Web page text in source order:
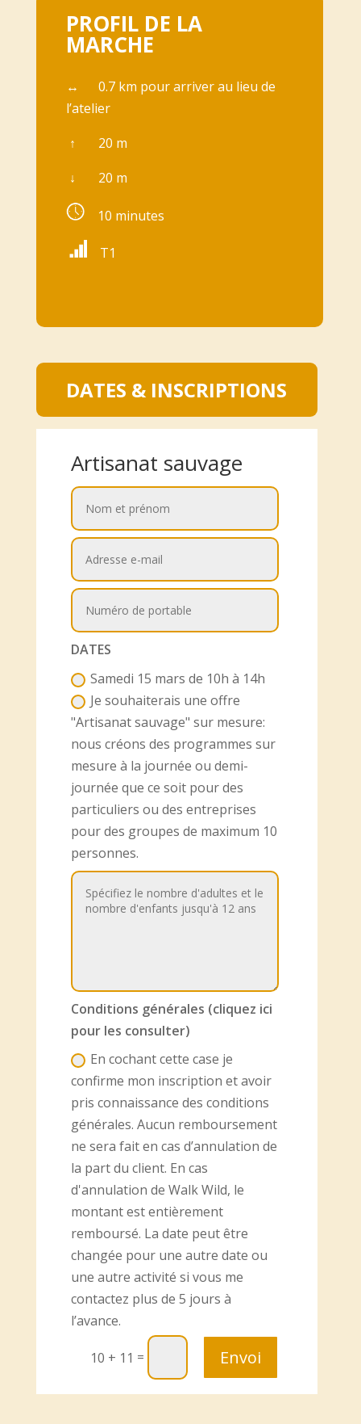
PROFIL DE LA
MARCHE
↔ 0.7 km pour arriver au lieu de
l’atelier
↑ 20 m
↓ 20 m
10 minutes
T1
DATES & INSCRIPTIONS
Artisanat sauvage
DATES
Samedi 15 mars de 10h à 14h
Je souhaiterais une offre
"Artisanat sauvage" sur mesure:
nous créons des programmes sur
mesure à la journée ou demi-
journée que ce soit pour des
particuliers ou des entreprises
pour des groupes de maximum 10
personnes.
Conditions générales (cliquez ici
pour les consulter)
En cochant cette case je
confirme mon inscription et avoir
pris connaissance des conditions
générales. Aucun remboursement
ne sera fait en cas d’annulation de
la part du client. En cas
d'annulation de Walk Wild, le
montant est entièrement
remboursé. La date peut être
changée pour une autre date ou
une autre activité si vous me
contactez plus de 5 jours à
l’avance.
10 + 11 = Envoi